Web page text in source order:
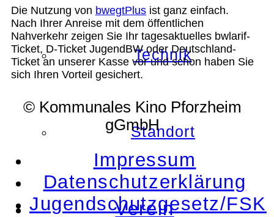
Technik
Standort
Verein
Die Nutzung von bwegtPlus ist ganz einfach.
Nach Ihrer Anreise mit dem öffentlichen
Nahverkehr zeigen Sie Ihr tagesaktuelles bwlarif-
Ticket, D-Ticket JugendBW oder Deutschland-
Ticket an unserer Kasse vor und schon haben Sie
sich Ihren Vorteil gesichert.
© Kommunales Kino Pforzheim
gGmbH
Impressum
Datenschutzerklärung
Jugendschutzgesetz/FSK